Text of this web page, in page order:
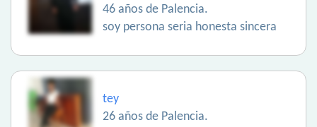
46 años de Palencia.
soy persona seria honesta sincera
tey
26 años de Palencia.